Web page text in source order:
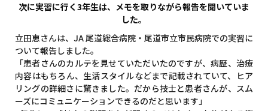
次に実習に行く3年生は、メモを取りながら報告を聞いていま
した。
立田恵さんは、JA 尾道総合病院・尾道市立市民病院での実習に
ついて報告しました。
「患者さんのカルテを見せていただいたのですが、病歴、治療
内容はもちろん、生活スタイルなどまで記載されていて、ヒア
リングの詳細さに驚きました。だから技士と患者さんが、スム
ーズにコミュニケーションできるのだと思います」